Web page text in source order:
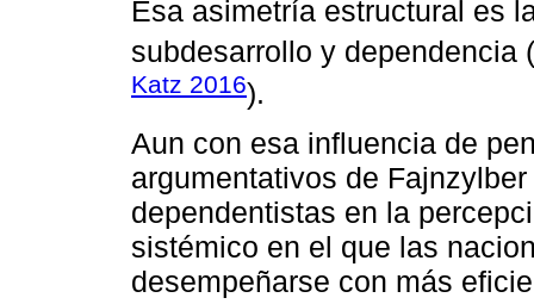
Esa asimetría estructural es
subdesarrollo y dependencia (
Katz 2016).
Aun con esa influencia de
argumentativos de
dependentistas en la
sistémico en el que las
desempeñarse con más